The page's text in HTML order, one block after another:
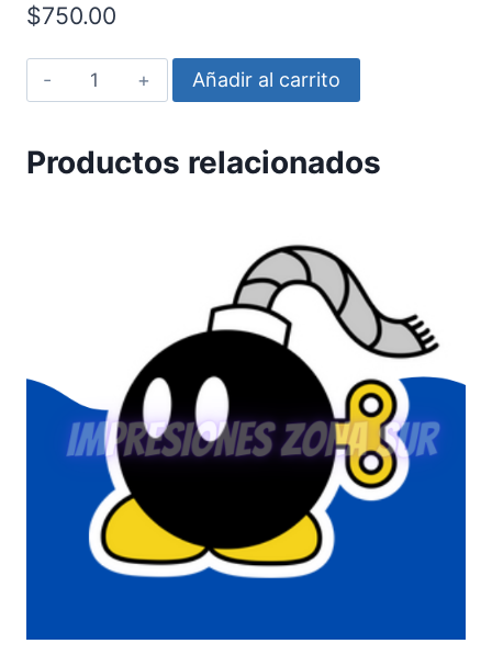
$750.00
One
Piece
cantidad
Añadir al carrito
Productos relacionados